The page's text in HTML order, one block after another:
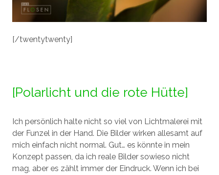
[/twentytwenty]
[Polarlicht und die rote Hütte]
Ich persönlich halte nicht so viel von Lichtmalerei mit
der Funzel in der Hand. Die Bilder wirken allesamt auf
mich einfach nicht normal. Gut… es könnte in mein
Konzept passen, da ich reale Bilder sowieso nicht
mag, aber es zählt immer der Eindruck. Wenn ich bei